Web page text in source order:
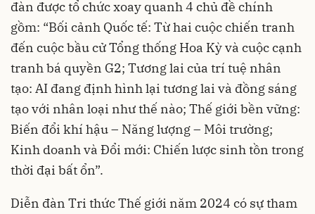
đàn được tổ chức xoay quanh 4 chủ đề chính
gồm: “Bối cảnh Quốc tế: Từ hai cuộc chiến tranh
đến cuộc bầu cử Tổng thống Hoa Kỳ và cuộc cạnh
tranh bá quyền G2; Tương lai của trí tuệ nhân
tạo: AI đang định hình lại tương lai và đồng sáng
tạo với nhân loại như thế nào; Thế giới bền vững:
Biến đổi khí hậu – Năng lượng – Môi trường;
Kinh doanh và Đổi mới: Chiến lược sinh tồn trong
thời đại bất ổn”.
Diễn đàn Tri thức Thế giới năm 2024 có sự tham